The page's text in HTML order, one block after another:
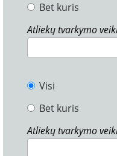
Bet kuris
Atliekų tvarkymo
Visi
Bet kuris
Atliekų tvarkymo